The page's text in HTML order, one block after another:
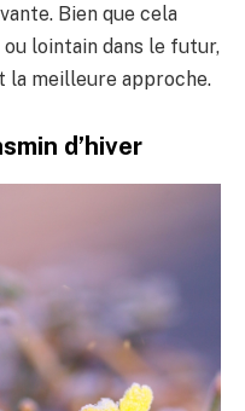
Bien que cela
lointain dans le futur,
la meilleure approche.
d’hiver